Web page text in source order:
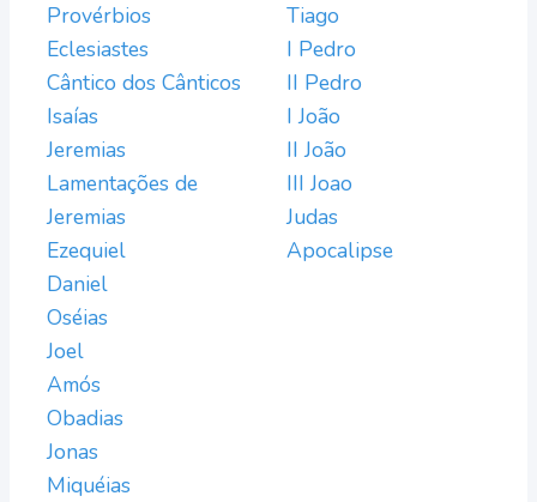
Provérbios
Eclesiastes
Cântico dos Cânticos
Isaías
Jeremias
Lamentações de
Jeremias
Ezequiel
Daniel
Oséias
Joel
Amós
Obadias
Jonas
Miquéias
Tiago
I Pedro
II Pedro
I João
II João
III Joao
Judas
Apocalipse